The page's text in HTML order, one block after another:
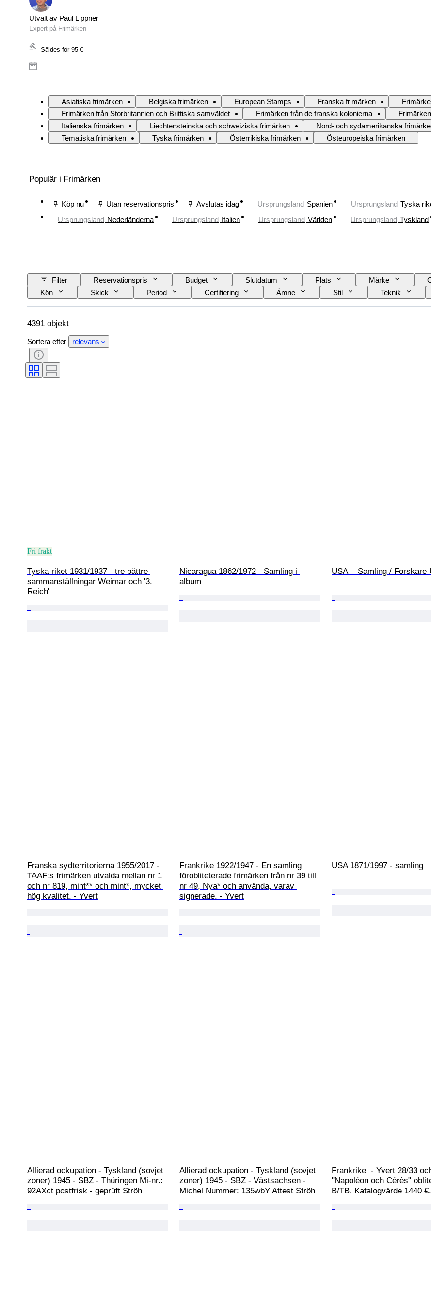
Utvalt av Paul Lippner
Expert på Frimärken
Såldes för 95 €
Asiatiska frimärken Belgiska frimärken European Stamps Franska frimärken
Frimärken från Storbritannien och Brittiska samväldet
Frimärken från de franska kolonierna
Italienska frimärken
Liechtensteinska och schweiziska frimärken Nord- och sydamerikanska
Tematiska frimärken
Tyska frimärken Österrikiska frimärken Östeuropeiska frimärken
Populär i Frimärken
Köp nu Utan reservationspris Avslutas idag Ursprungsland Spanien Ursprungsland Tyska
Ursprungsland Nederländerna Ursprungsland Italien Ursprungsland Världen Ursprungsland Tyskland
Filter Reservationspris Budget Slutdatum Plats Märke
Kön
Skick Period Certifiering Ämne Stil Teknik
Utgåva nr.
Språk Färg Säljs av Konstnär Tillskrivning
4391 objekt
Sortera efter relevans
Fri frakt
Tyska riket 1931/1937 - tre bättre
sammanställningar Weimar och '3.
Reich'
Nicaragua 1862/1972 - Samling i
album
USA  - Samling / Forskare
Franska sydterritorierna 1955/2017 -
TAAF:s frimärken utvalda mellan nr 1
och nr 819, mint** och mint*, mycket
hög kvalitet. - Yvert
Frankrike 1922/1947 - En samling
förobliteterade frimärken från nr 39 till
nr 49, Nya* och använda, varav
signerade. - Yvert
USA 1871/1997 - samling
Allierad ockupation - Tyskland (sovjet
zoner) 1945 - SBZ - Thüringen Mi-nr.:
92AXct postfrisk - geprüft Ströh
Allierad ockupation - Tyskland (sovjet
zoner) 1945 - SBZ - Västsachsen -
Michel Nummer: 135wbY Attest Ströh
Frankrike  - Yvert 28/33
"Napoléon och Cérès"
B/TB. Katalogvärde 1440 €.